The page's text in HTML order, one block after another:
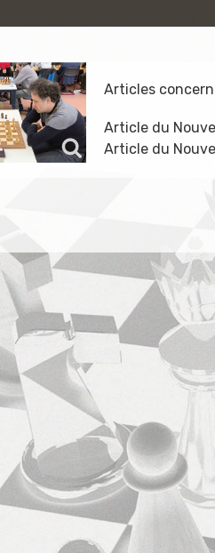
Articles
Article du
Article du